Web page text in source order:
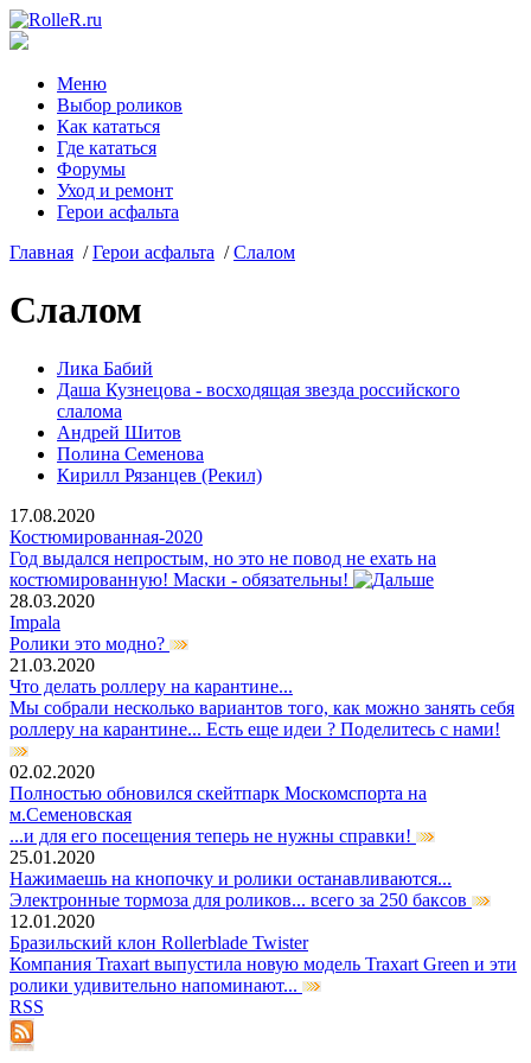
Меню
Выбор роликов
Как кататься
Где кататься
Форумы
Уход и ремонт
Герои асфальта
Главная /Герои асфальта /Слалом
Слалом
Лика Бабий
Даша Кузнецова - восходящая звезда российского
слалома
Андрей Шитов
Полина Семенова
Кирилл Рязанцев (Рекил)
17.08.2020
Костюмированная-2020
Год выдался непростым, но это не повод не ехать на
костюмированную! Маски - обязательны!
28.03.2020
Impala
Ролики это модно?
21.03.2020
Что делать роллеру на карантине...
Мы собрали несколько вариантов того, как можно занять себя
роллеру на карантине... Есть еще идеи ? Поделитесь с нами!
02.02.2020
Полностью обновился скейтпарк Москомспорта на
м.Семеновская
...и для его посещения теперь не нужны справки!
25.01.2020
Нажимаешь на кнопочку и ролики останавливаются...
Электронные тормоза для роликов... всего за 250 баксов
12.01.2020
Бразильский клон Rollerblade Twister
Компания Traxart выпустила новую модель Traxart Green и эти
ролики удивительно напоминают...
RSS